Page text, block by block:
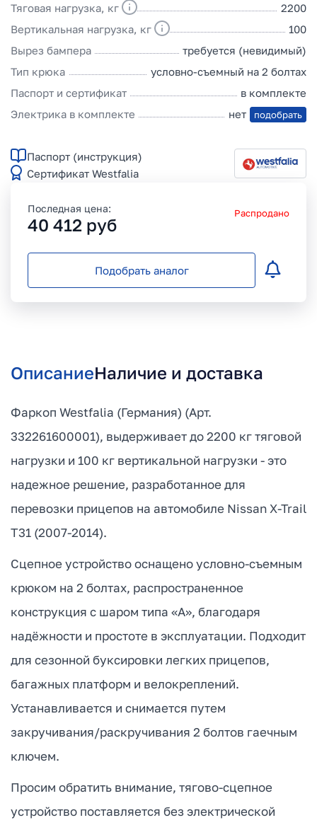
Тяговая нагрузка, кг
2200
Вертикальная нагрузка, кг
100
Вырез бампера
требуется (невидимый)
Тип крюка
условно-съемный на 2 болтах
Паспорт и сертификат
в комплекте
Электрика в комплекте
нет подобрать
Паспорт (инструкция)
Сертификат Westfalia
Последная цена:
40 412 руб
Распродано
Подобрать аналог
ОписаниеНаличие и доставка
Фаркоп Westfalia (Германия) (Арт.
332261600001), выдерживает до 2200 кг тяговой
нагрузки и 100 кг вертикальной нагрузки - это
надежное решение, разработанное для
перевозки прицепов на автомобиле Nissan X-Trail
T31 (2007-2014).
Сцепное устройство оснащено условно-съемным
крюком на 2 болтах, распространенное
конструкция с шаром типа «А», благодаря
надёжности и простоте в эксплуатации. Подходит
для сезонной буксировки легких прицепов,
багажных платформ и велокреплений.
Устанавливается и снимается путем
закручивания/раскручивания 2 болтов гаечным
ключем.
Просим обратить внимание, тягово-сцепное
устройство поставляется без электрической